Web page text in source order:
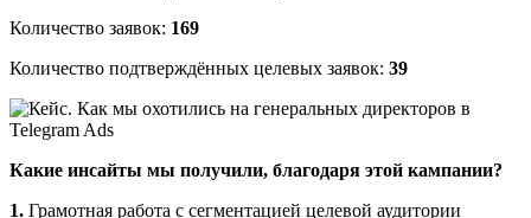
Количество заявок: 169
Количество подтверждённых целевых заявок: 39
Какие инсайты мы получили, благодаря этой кампании?
1. Грамотная работа с сегментацией целевой аудитории